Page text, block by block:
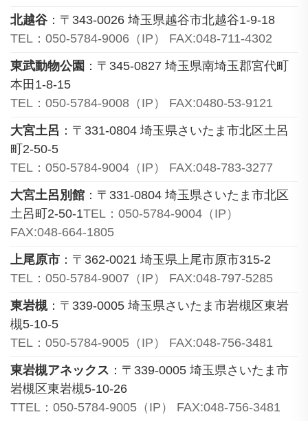
北越谷：〒343-0026 埼玉県越谷市北越谷1-9-18
TEL：050-5784-9006（IP） FAX:048-711-4302
東武動物公園 ：〒345-0827 埼玉県南埼玉郡宮代町
本田1-8-15
TEL：050-5784-9008（IP） FAX:0480-53-9121
大宮土呂 ：〒331-0804 埼玉県さいたま市北区土呂
町2-50-5
TEL：050-5784-9004（IP） FAX:048-783-3277
大宮土呂別館 ：〒331-0804 埼玉県さいたま市北区
土呂町2-50-1TEL：050-5784-9004（IP）
FAX:048-664-1805
上尾原市 ：〒362-0021 埼玉県上尾市原市315-2
TEL：050-5784-9007（IP） FAX:048-797-5285
東岩槻：〒339-0005 埼玉県さいたま市岩槻区東岩
槻5-10-5
TEL：050-5784-9005（IP） FAX:048-756-3481
東岩槻アネックス ：〒339-0005 埼玉県さいたま市
岩槻区東岩槻5-10-26
TTEL：050-5784-9005（IP） FAX:048-756-3481